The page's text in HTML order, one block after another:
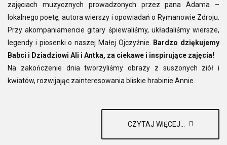
zajęciach muzycznych prowadzonych przez pana Adama –
lokalnego poetę, autora wierszy i opowiadań o Rymanowie Zdroju.
Przy akompaniamencie gitary śpiewaliśmy, układaliśmy wiersze,
legendy i piosenki o naszej Małej Ojczyźnie.
Bardzo dziękujemy
Babci i Dziadziowi Ali i Antka, za ciekawe i inspirujące zajęcia!
Na zakończenie dnia tworzyliśmy obrazy z suszonych ziół i
kwiatów, rozwijając zainteresowania bliskie hrabinie Annie.
CZYTAJ WIĘCEJ...